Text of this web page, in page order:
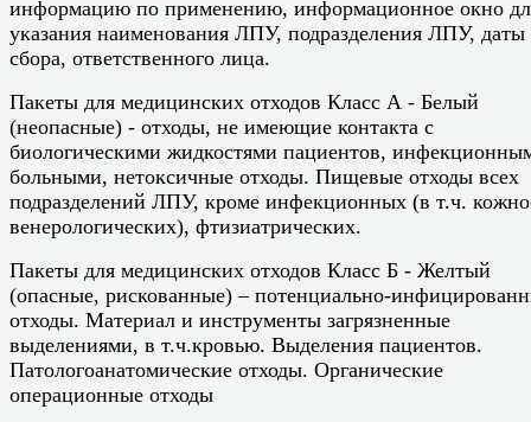
информацию по применению, информационное окно
указания наименования ЛПУ, подразделения ЛПУ, даты
сбора, ответственного лица.
Пакеты для медицинских отходов Класс А - Белый
(неопасные) - отходы, не имеющие контакта с
биологическими жидкостями пациентов,
больными, нетоксичные отходы. Пищевые отходы всех
подразделений ЛПУ, кроме инфекционных (в т.ч.
венерологических), фтизиатрических.
Пакеты для медицинских отходов Класс Б - Желтый
(опасные, рискованные) – потенциально-
отходы. Материал и инструменты загрязненные
выделениями, в т.ч.кровью. Выделения пациентов.
Патологоанатомические отходы. Органические
операционные отходы